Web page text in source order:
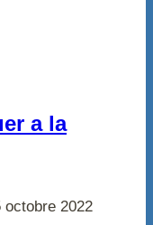
a la
octobre 2022